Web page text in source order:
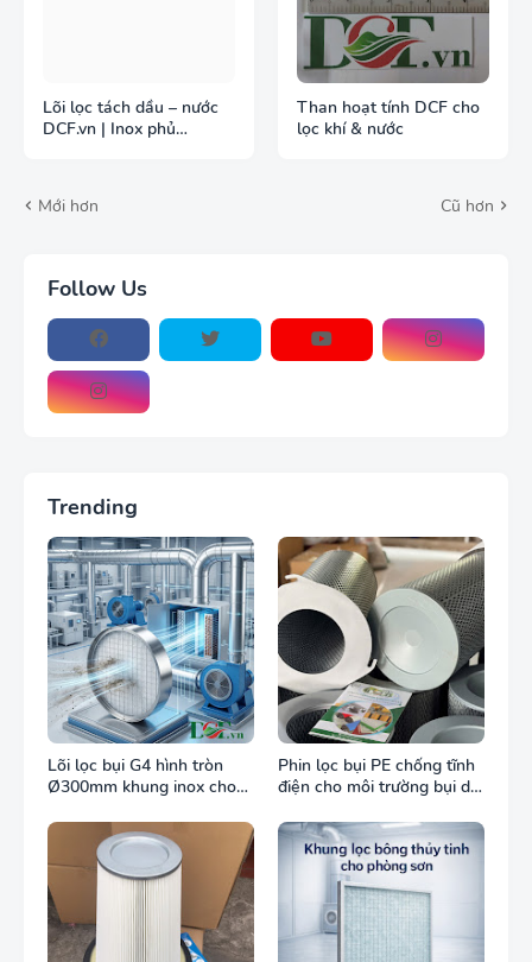
Lõi lọc tách dầu – nước
DCF.vn | Inox phủ
Than hoạt tính DCF cho
lọc khí & nước
Mới hơn Cũ hơn
Follow Us
Trending
Lõi lọc bụi G4 hình tròn
Ø300mm khung inox cho
Phin lọc bụi PE chống tĩnh
điện cho môi trường bụi dễ